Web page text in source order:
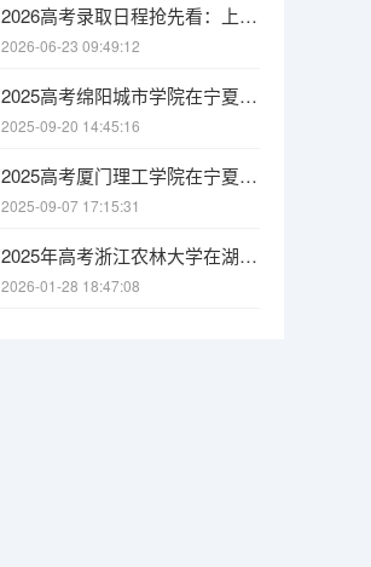
2026高考录取日程抢先看：上海7月19日公布本科投档线，黑龙江7月21日启动本科批录取
2026-06-23 09:49:12
2025高考绵阳城市学院在宁夏招生计划介绍
2025-09-20 14:45:16
2025高考厦门理工学院在宁夏招生计划介绍
2025-09-07 17:15:31
2025年高考浙江农林大学在湖南投档分数线
2026-01-28 18:47:08